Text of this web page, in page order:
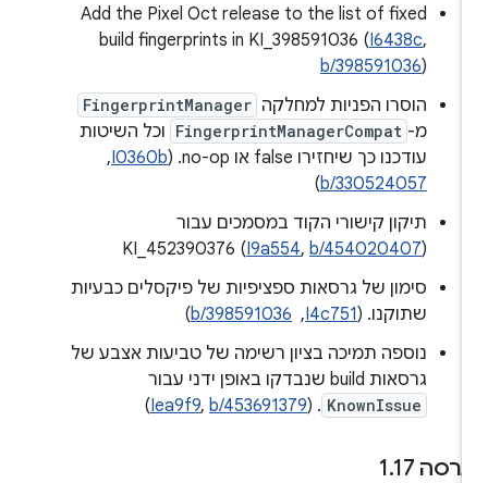
Add the Pixel Oct release to the list of fixed
build fingerprints in KI_398591036 (I6438c
b/398591036
הוסרו הפניות למחלקה FingerprintManager
FingerprintManagerCompat וכל השיטות
עודכנו כך שיחזירו false או no-op. ‏(
I0360b
, ‏
b/330524057
)
תיקון קישורי הקוד במסמכים עבור
KI_452390376 (I9a554,b/454020407
סימון של גרסאות ספציפיות של פיקסלים כבעיות
שתוקנו. ‫( I4c751
, ‏
b/398591036
)
נוספה תמיכה בציון רשימה של טביעות אצבע של
גרסאות build שנבדקו באופן ידני עבור
KnownIssue
. (
Iea9f9,b/453691379
)
1
.17